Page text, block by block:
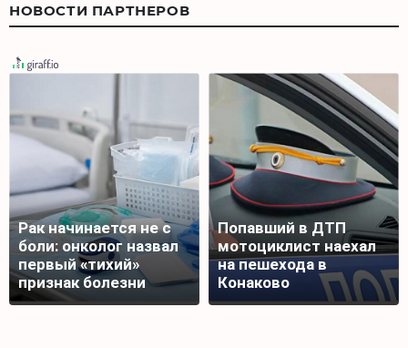
НОВОСТИ ПАРТНЕРОВ
Рак начинается не с
боли: онколог назвал
первый «тихий»
признак болезни
Попавший в ДТП
мотоциклист наехал
на пешехода в
Конаково